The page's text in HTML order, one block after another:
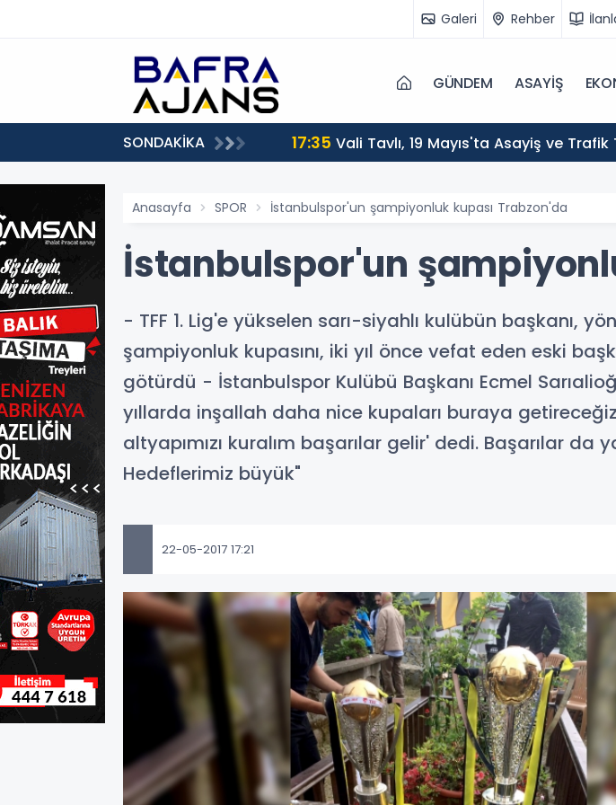
Galeri Rehber
GÜNDEM ASAYİŞ
SONDAKİKA 17:35 Vali Tavlı, 19 Mayıs'ta Asayiş ve
Anasayfa SPOR İstanbulspor'un şampiyonluk kupası Trabzon'da
İstanbulspor'un
- TFF 1. Lig'e yükselen sarı-siyahlı kulübün başkanı,
şampiyonluk kupasını, iki yıl önce vefat eden eski
götürdü - İstanbulspor Kulübü Başkanı Ecmel
yıllarda inşallah daha nice kupaları buraya
altyapımızı kuralım başarılar gelir' dedi. Başarılar
Hedeflerimiz büyük"
22-05-2017 17:21